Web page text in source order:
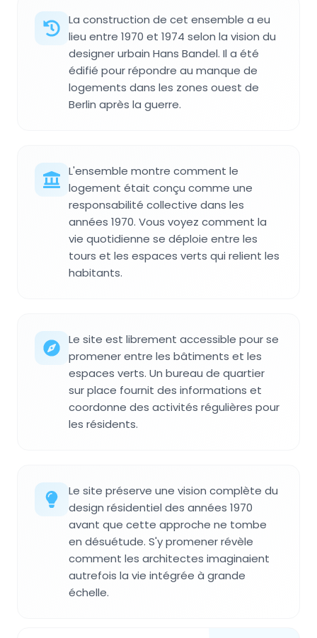
La construction de cet ensemble a eu
lieu entre 1970 et 1974 selon la vision du
designer urbain Hans Bandel. Il a été
édifié pour répondre au manque de
logements dans les zones ouest de
Berlin après la guerre.
L'ensemble montre comment le
logement était conçu comme une
responsabilité collective dans les
années 1970. Vous voyez comment la
vie quotidienne se déploie entre les
tours et les espaces verts qui relient les
habitants.
Le site est librement accessible pour se
promener entre les bâtiments et les
espaces verts. Un bureau de quartier
sur place fournit des informations et
coordonne des activités régulières pour
les résidents.
Le site préserve une vision complète du
design résidentiel des années 1970
avant que cette approche ne tombe
en désuétude. S'y promener révèle
comment les architectes imaginaient
autrefois la vie intégrée à grande
échelle.